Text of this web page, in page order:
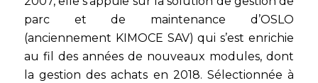
parc et de maintenance d’OSLO
(anciennement KIMOCE SAV) qui s’est enrichie
au fil des années de nouveaux modules, dont
la gestion des achats en 2018. Sélectionnée à